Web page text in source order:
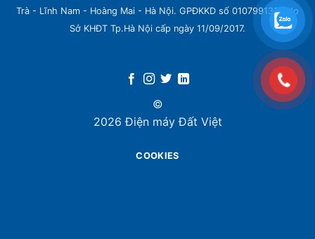
Trà - Lĩnh Nam - Hoàng Mai - Hà Nội. GPĐKKD số 0107991339 do
Sở KHĐT Tp.Hà Nội cấp ngày 11/09/2017.
©
2026 Điện máy Đất Việt
COOKIES